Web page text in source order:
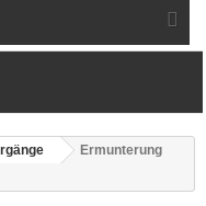
Ermunterung